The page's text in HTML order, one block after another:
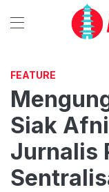
FEATURE
Siak
Jurnalis